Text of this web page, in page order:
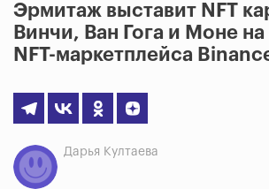
Эрмитаж выставит NFT
Винчи, Ван Гога и Моне
NFT-маркетплейса
Дарья Култаева